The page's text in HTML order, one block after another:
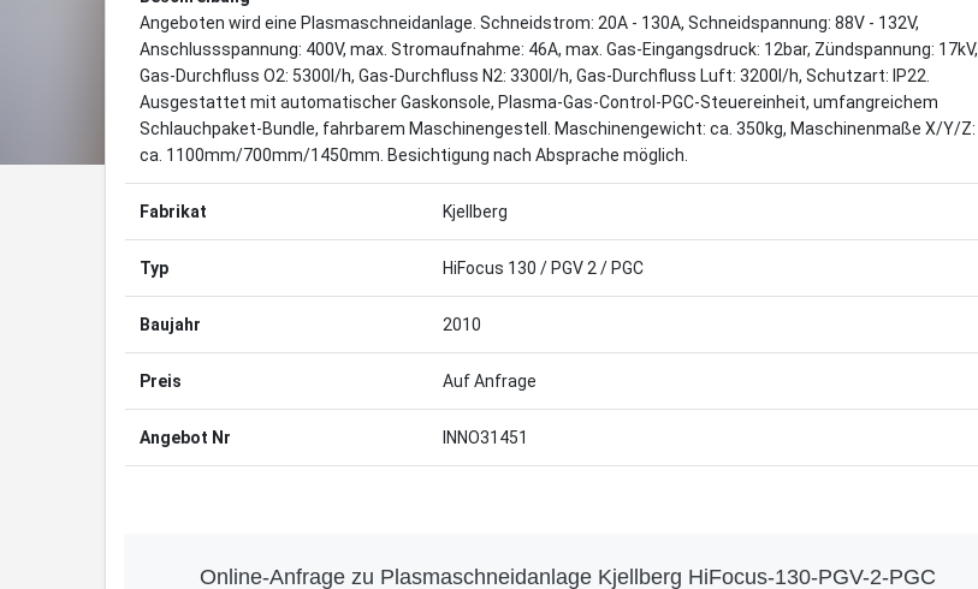
Angeboten wird eine Plasmaschneidanlage. Schneidstrom: 20A - 130A, Schneidspannung: 88V - 132V,
Anschlussspannung: 400V, max. Stromaufnahme: 46A, max. Gas-Eingangsdruck: 12bar, Zündspannung: 17kV,
Gas-Durchfluss O2: 5300l/h, Gas-Durchfluss N2: 3300l/h, Gas-Durchfluss Luft: 3200l/h, Schutzart: IP22.
Ausgestattet mit automatischer Gaskonsole, Plasma-Gas-Control-PGC-Steuereinheit, umfangreichem
Schlauchpaket-Bundle, fahrbarem Maschinengestell. Maschinengewicht: ca. 350kg, Maschinenmaße X/Y/Z:
ca. 1100mm/700mm/1450mm. Besichtigung nach Absprache möglich.
Fabrikat Kjellberg
Typ HiFocus 130 / PGV 2 / PGC
Baujahr 2010
Preis Auf Anfrage
Angebot Nr INNO31451
Online-Anfrage zu Plasmaschneidanlage Kjellberg HiFocus-130-PGV-2-PGC